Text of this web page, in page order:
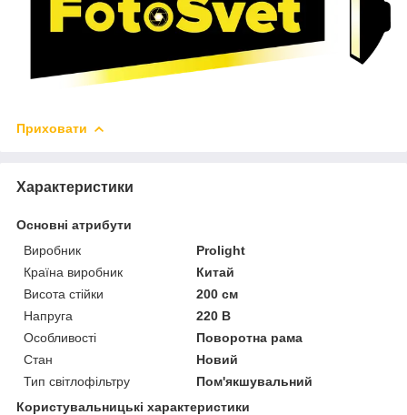
Приховати
Характеристики
Основні атрибути
Виробник
Prolight
Країна виробник
Китай
Висота стійки
200 см
Напруга
220 В
Особливості
Поворотна рама
Стан
Новий
Тип світлофільтру
Пом'якшувальний
Користувальницькі характеристики